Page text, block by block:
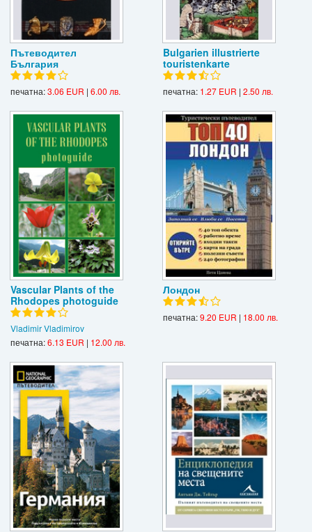
Пътеводител
България
печатна:3.06 EUR | 6.00 лв.
Bulgarien illustrierte
touristenkarte
печатна: 1.27 EUR | 2.50 лв.
Vascular Plants of the
Rhodopes photoguide
Vladimir Vladimirov
печатна:6.13 EUR | 12.00 лв.
Лондон
печатна:9.20 EUR | 18.00 лв.